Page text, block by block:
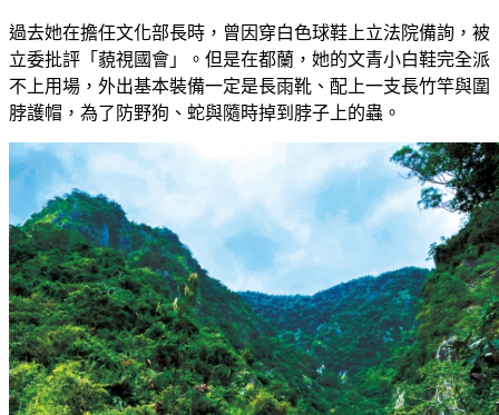
過去她在擔任文化部長時，曾因穿白色球鞋上立法院備詢，被
立委批評「藐視國會」。但是在都蘭，她的文青小白鞋完全派
不上用場，外出基本裝備一定是長雨靴、配上一支長竹竿與圍
脖護帽，為了防野狗、蛇與隨時掉到脖子上的蟲。